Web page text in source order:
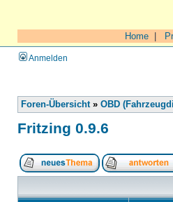
Home
Anmelden
Foren-Übersicht» OBD
Fritzing 0.9.6